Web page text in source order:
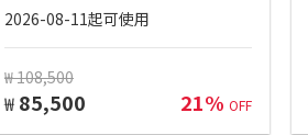
2026-08-11起可使用
₩ 108,500
₩ 85,500 21% OFF